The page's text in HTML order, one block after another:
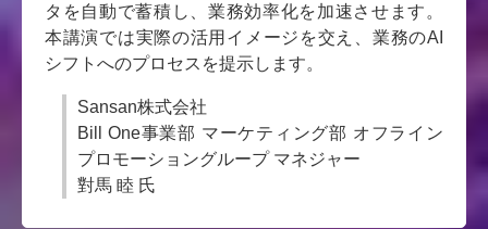
タを自動で蓄積し、業務効率化を加速させます。
本講演では実際の活用イメージを交え、業務のAI
シフトへのプロセスを提示します。
Sansan株式会社
Bill One事業部 マーケティング部 オフライン
プロモーショングループ マネジャー
對馬 睦 氏